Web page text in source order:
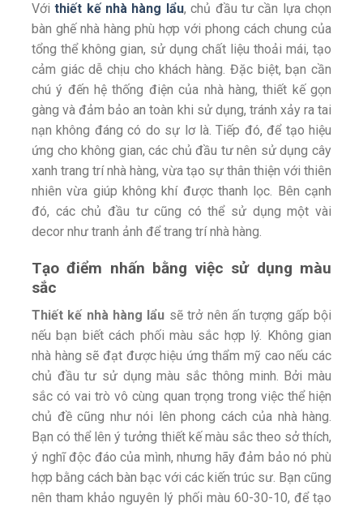
Vớithiết kế nhà hàng lẩu, chủ đầu tư cần lựa chọn
bàn ghế nhà hàng phù hợp với phong cách chung của
tổng thể không gian, sử dụng chất liệu thoải mái, tạo
cảm giác dễ chịu cho khách hàng. Đặc biệt, bạn cần
chú ý đến hệ thống điện của nhà hàng, thiết kế gọn
gàng và đảm bảo an toàn khi sử dụng, tránh xảy ra tai
nạn không đáng có do sự lơ là. Tiếp đó, để tạo hiệu
ứng cho không gian, các chủ đầu tư nên sử dụng cây
xanh trang trí nhà hàng, vừa tạo sự thân thiện với thiên
nhiên vừa giúp không khí được thanh lọc. Bên cạnh
đó, các chủ đầu tư cũng có thể sử dụng một vài
decor như tranh ảnh để trang trí nhà hàng.
Tạo điểm nhấn bằng việc sử dụng màu
sắc
Thiết kế nhà hàng lẩu sẽ trở nên ấn tượng gấp bội
nếu bạn biết cách phối màu sắc hợp lý. Không gian
nhà hàng sẽ đạt được hiệu ứng thẩm mỹ cao nếu các
chủ đầu tư sử dụng màu sắc thông minh. Bởi màu
sắc có vai trò vô cùng quan trọng trong việc thể hiện
chủ đề cũng như nói lên phong cách của nhà hàng.
Bạn có thể lên ý tưởng thiết kế màu sắc theo sở thích,
ý nghĩ độc đáo của mình, nhưng hãy đảm bảo nó phù
hợp bằng cách bàn bạc với các kiến trúc sư. Bạn cũng
nên tham khảo nguyên lý phối màu 60-30-10, để tạo